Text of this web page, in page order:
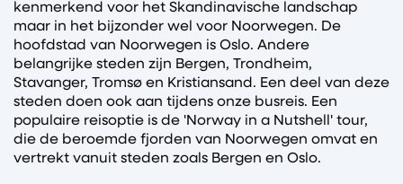
kenmerkend voor het Skandinavische landschap
maar in het bijzonder wel voor Noorwegen. De
hoofdstad van Noorwegen is Oslo. Andere
belangrijke steden zijn Bergen, Trondheim,
Stavanger, Tromsø en Kristiansand. Een deel van deze
steden doen ook aan tijdens onze busreis. Een
populaire reisoptie is de 'Norway in a Nutshell' tour,
die de beroemde fjorden van Noorwegen omvat en
vertrekt vanuit steden zoals Bergen en Oslo.